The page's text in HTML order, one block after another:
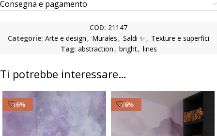
Consegna e pagamento
COD: 21147
Categorie: Arte e design , Murales , Saldi ✨ , Texture e superfici
Tag: abstraction , bright, lines
Ti potrebbe interessare…
-16% -16%